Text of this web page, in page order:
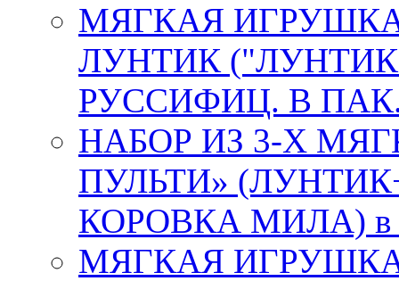
МЯГКАЯ
ЛУНТИК ("ЛУНТИК
РУССИФИЦ. В ПАК.
НАБОР ИЗ 3-Х
ПУЛЬТИ»
КОРОВКА МИЛА) в
МЯГКАЯ